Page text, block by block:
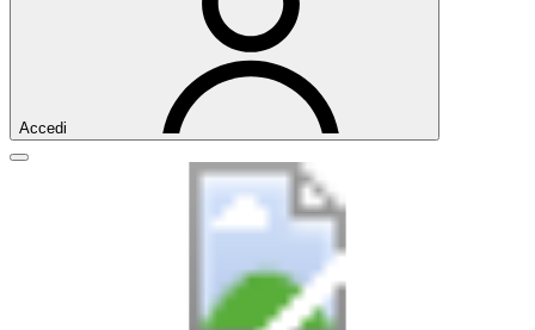
Accedi